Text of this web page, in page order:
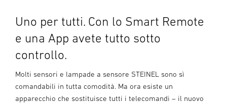
Uno per tutti. Con lo Smart Remote
e una App avete tutto sotto
controllo.
Molti sensori e lampade a sensore STEINEL sono sì
comandabili in tutta comodità. Ma ora esiste un
apparecchio che sostituisce tutti i telecomandi – il nuovo